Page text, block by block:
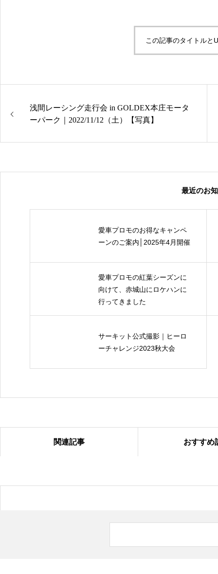
この記事のタイトルと
浅間レーシング走行会 in GOLDEX本庄モータ
ーパーク｜2022/11/12（土）【写真】
最近のお
愛車プロモのお得なキャンペ
ーンのご案内│2025年4月開催
愛車プロモの紅葉シーズンに
向けて、赤城山にロケハンに
行ってきました
サーキット公式撮影｜ヒーロ
ーチャレンジ2023秋大会
関連記事 おすすめ